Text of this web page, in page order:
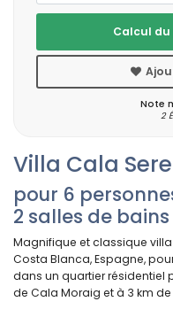
Villa Cala
pour 6
2 salles de bains
Magnifique et classique
Costa Blanca, Espagne,
dans un quartier résidentiel
de Cala Moraig et à 3 km
Calcul
Note
2